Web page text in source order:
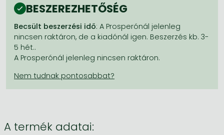
BESZEREZHETŐSÉG
Becsült beszerzési idő: A Prosperónál jelenleg
nincsen raktáron, de a kiadónál igen. Beszerzés kb. 3-
5 hét..
A Prosperónál jelenleg nincsen raktáron.
A termék adatai: